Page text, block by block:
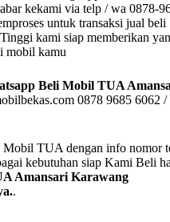
kekami via telp / wa 0878-
untuk transaksi jual beli
kami siap memberikan
mobil kamu
Beli Mobil TUA
0878 9685 6062 /
TUA dengan info nomor
kebutuhan siap Kami Beli
Amansari Karawang
.